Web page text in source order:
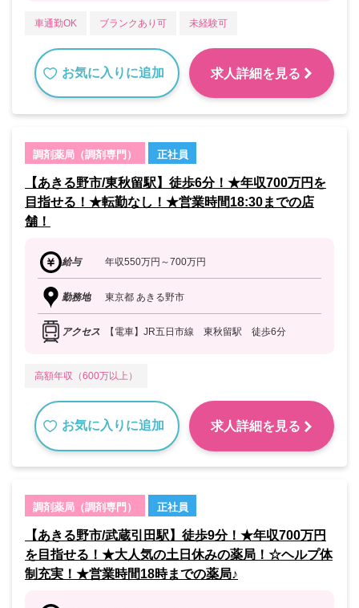
車通勤OK ブランクあり可 未経験可
お気に入りに追加 求人詳細を見る
調剤薬局（調剤専門） 正社員
【あきる野市/東秋留駅】徒歩6分！★年収700万円を
目指せる！★転勤なし！★営業時間18:30までの店
舗！
給与 年収550万円～700万円
勤務地 東京都 あきる野市
アクセス 【電車】JR五日市線 東秋留駅 徒歩6分
高額年収（600万以上）
お気に入りに追加 求人詳細を見る
調剤薬局（調剤専門） 正社員
【あきる野市/武蔵引田駅】徒歩9分！★年収700万円
を目指せる！★大人気の土日休みの薬局！☆ヘルプ体
制充実！★営業時間18時までの薬局♪